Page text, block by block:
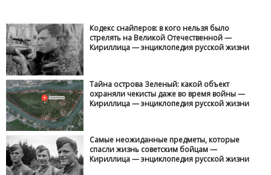
Кодекс снайперов: в кого нельзя было
стрелять на Великой Отечественной —
Кириллица — энциклопедия русской жизни
Тайна острова Зеленый: какой объект
охраняли чекисты даже во время войны —
Кириллица — энциклопедия русской жизни
Самые неожиданные предметы, которые
спасли жизнь советским бойцам —
Кириллица — энциклопедия русской жизни